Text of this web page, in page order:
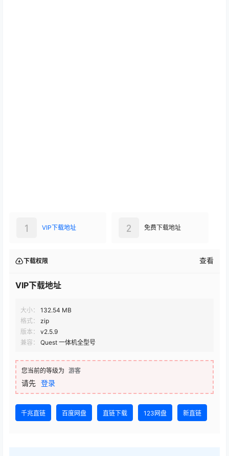
VIP下载地址
1 免费下载地址
2
下载权限 查看
VIP下载地址
大小：
132.54 MB
格式：
zip
版本：
v2.5.9
兼容：
Quest 一体机全型号
您当前的等级为 游客
请先 登录
千兆直链 百度网盘 直链下载 123网盘 新直链